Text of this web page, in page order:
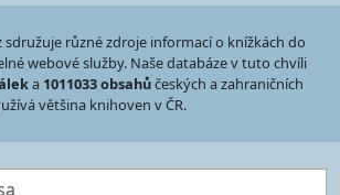
sdružuje různé zdroje informací o knížkách do
webové služby. Naše databáze v tuto chvíli
a 1011033 obsahůčeských a zahraničních
většina knihoven v ČR.